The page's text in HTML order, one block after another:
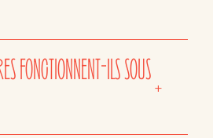
FONCTIONNENT-ILS SOUS
+